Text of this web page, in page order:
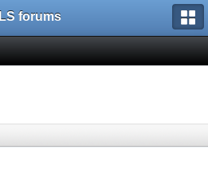
LS forums